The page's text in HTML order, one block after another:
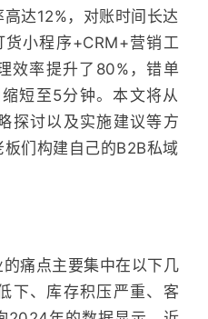
达12%，对账时间长达
小程序+CRM+营销工
效率提升了80%，错单
短至5分钟。本文将从
探讨以及实施建议等方
们构建自己的B2B私域
痛点主要集中在以下几
下、库存积压严重、客